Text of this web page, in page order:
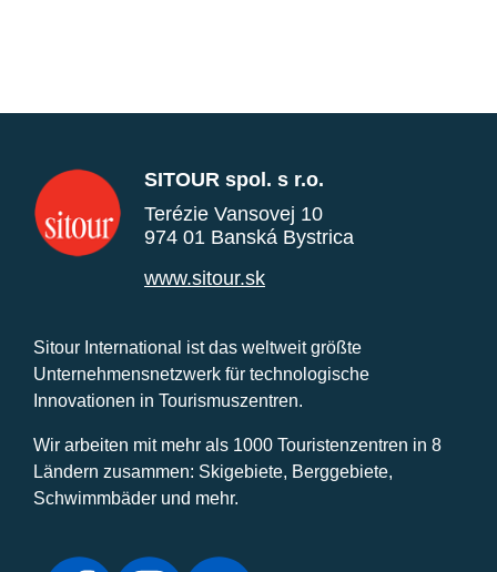
SITOUR spol. s r.o.
Terézie Vansovej 10
974 01 Banská Bystrica
www.sitour.sk
Sitour International ist das weltweit größte
Unternehmensnetzwerk für technologische
Innovationen in Tourismuszentren.
Wir arbeiten mit mehr als 1000 Touristenzentren in 8
Ländern zusammen: Skigebiete, Berggebiete,
Schwimmbäder und mehr.